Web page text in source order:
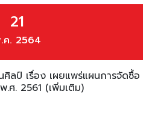
21
ค. 2564
ป์ เรื่อง เผยแพร่แผนการจัดซื้อ
.ศ. 2561 (เพิ่มเติม)